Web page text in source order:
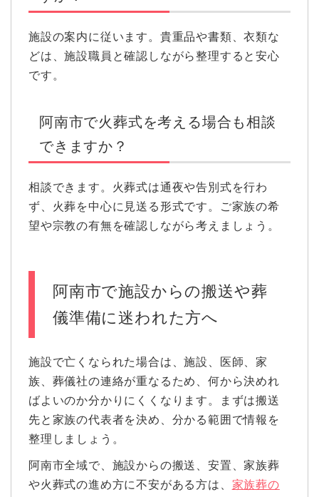
施設の案内に従います。貴重品や書類、衣類な
どは、施設職員と確認しながら整理すると安心
です。
阿南市で火葬式を考える場合も相談
できますか？
相談できます。火葬式は通夜や告別式を行わ
ず、火葬を中心に見送る形式です。ご家族の希
望や宗教の有無を確認しながら考えましょう。
阿南市で施設からの搬送や葬
儀準備に迷われた方へ
施設で亡くなられた場合は、施設、医師、家
族、葬儀社の連絡が重なるため、何から決めれ
ばよいのか分かりにくくなります。まずは搬送
先と家族の代表者を決め、分かる範囲で情報を
整理しましょう。
阿南市全域で、施設からの搬送、安置、家族葬
や火葬式の進め方に不安がある方は、 家族葬の